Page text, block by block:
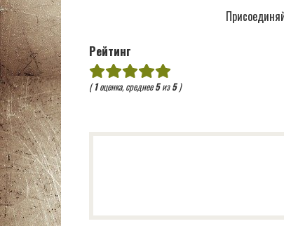
Рейтинг
(1оценка, среднее5из5)